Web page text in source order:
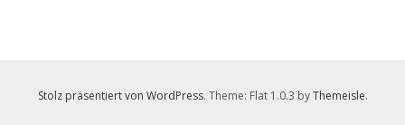
Stolz präsentiert von WordPress. Theme: Flat 1.0.3 byThemeisle.